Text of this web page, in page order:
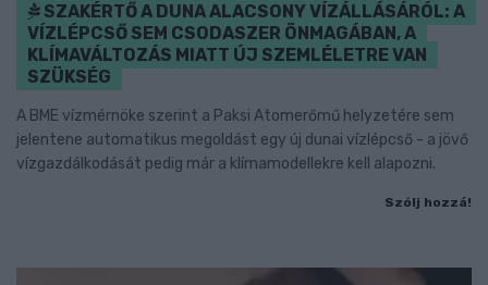
SZAKÉRTŐ A DUNA ALACSONY VÍZÁLLÁSÁRÓL: A
VÍZLÉPCSŐ SEM CSODASZER ÖNMAGÁBAN, A
KLÍMAVÁLTOZÁS MIATT ÚJ SZEMLÉLETRE VAN
SZÜKSÉG
A BME vízmérnöke szerint a Paksi Atomerőmű helyzetére sem
jelentene automatikus megoldást egy új dunai vízlépcső - a jövő
vízgazdálkodását pedig már a klímamodellekre kell alapozni.
Szólj hozzá!